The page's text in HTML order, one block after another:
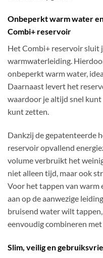
Onbeperkt warm water
Combi+ reservoir
Het Combi+ reservoir sluit
warmwaterleiding.
onbeperkt warm water,
Daarnaast levert het
waardoor je altijd snel
kunt zetten.
Dankzij de gepatenteerde
reservoir opvallend
volume verbruikt het
niet alleen tijd, maar ook
Voor het tappen van warm
aan op de aanwezige
bruisend water wilt
eenvoudig combineren
Slim, veilig en